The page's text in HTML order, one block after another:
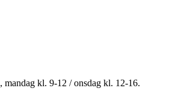
, mandag kl. 9-12 / onsdag kl. 12-16.